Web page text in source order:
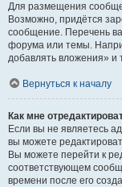
Для размещения
Возможно, придётся
сообщение. Перечень
форума или темы.
добавлять вложения» и
Вернуться к началу
Как мне
Если вы не являетесь
вы можете
Вы можете перейти к
соответствующем
времени после его